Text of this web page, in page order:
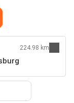
224.98 km